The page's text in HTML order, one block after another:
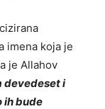
imena koja je
je Allahov
devedeset i
ih bude